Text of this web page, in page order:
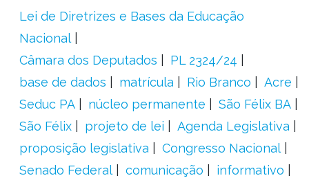
Lei de Diretrizes e Bases da Educação
Nacional
Câmara dos Deputados
PL 2324/24
base de dados
matrícula Rio Branco
Acre
Seduc PA
núcleo permanente
São Félix BA
São Félix
projeto de lei
Agenda Legislativa
proposição legislativa
Congresso Nacional
Senado Federal
comunicação
informativo